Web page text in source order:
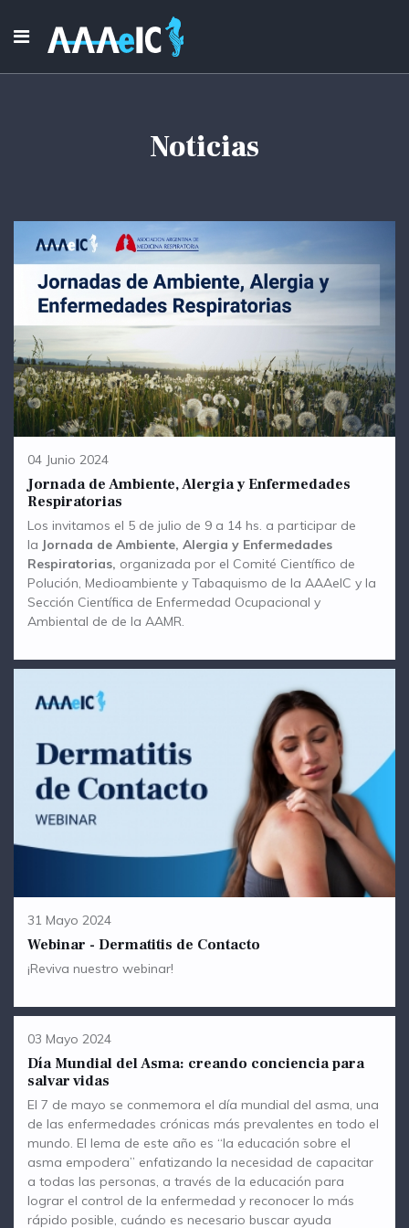
Noticias
04 Junio 2024
Jornada de Ambiente, Alergia y Enfermedades
Respiratorias
Los invitamos el 5 de julio de 9 a 14 hs. a participar de
la Jornada de Ambiente, Alergia y Enfermedades
Respiratorias, organizada por el Comité Científico de
Polución, Medioambiente y Tabaquismo de la AAAeIC y la
Sección Científica de Enfermedad Ocupacional y
Ambiental de de la AAMR.
31 Mayo 2024
Webinar - Dermatitis de Contacto
¡Reviva nuestro webinar!
03 Mayo 2024
Día Mundial del Asma: creando conciencia para
salvar vidas
El 7 de mayo se conmemora el día mundial del asma, una
de las enfermedades crónicas más prevalentes en todo el
mundo. El lema de este año es “la educación sobre el
asma empodera” enfatizando la necesidad de capacitar
a todas las personas, a través de la educación para
lograr el control de la enfermedad y reconocer lo más
rápido posible, cuándo es necesario buscar ayuda